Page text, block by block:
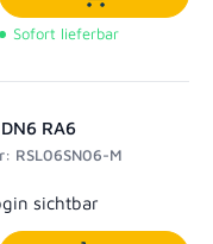
In den
Sofort lieferbar
RA6
RSL06SN06-M
sichtbar